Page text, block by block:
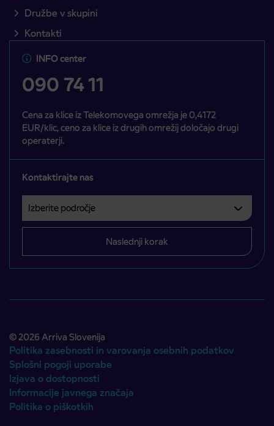
Družbe v skupini
Kontakti
INFO center
090 74 11
Cena za klice iz Telekomovega omrežja je 0,4172
EUR/klic, ceno za klice iz drugih omrežij določajo drugi
operaterji.
Kontaktirajte nas
Izberite področje
Področje je obvezno izbrati.
Naslednji korak
© 2026 Arriva Slovenija
Politika zasebnosti in varovanja osebnih podatkov
Splošni pogoji uporabe
Izjava o dostopnosti
Informacije javnega značaja
Politika o piškotkih